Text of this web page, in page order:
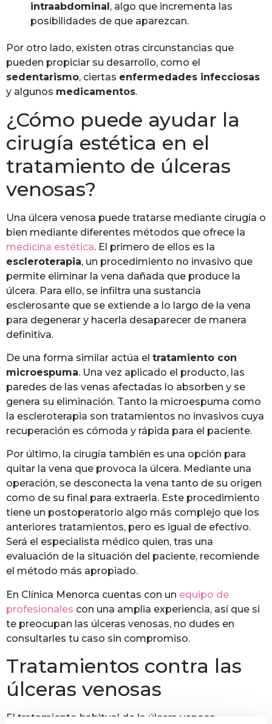
intraabdominal , algo que incrementa las
posibilidades de que aparezcan.
Por otro lado, existen otras circunstancias que
pueden propiciar su desarrollo, como el
sedentarismo, ciertas enfermedades infecciosas
y algunos medicamentos.
¿Cómo puede ayudar la
cirugía estética en el
tratamiento de úlceras
venosas?
Una úlcera venosa puede tratarse mediante cirugía o
bien mediante diferentes métodos que ofrece la
medicina estética. El primero de ellos es la
escleroterapia, un procedimiento no invasivo que
permite eliminar la vena dañada que produce la
úlcera. Para ello, se infiltra una sustancia
esclerosante que se extiende a lo largo de la vena
para degenerar y hacerla desaparecer de manera
definitiva.
De una forma similar actúa el tratamiento con
microespuma. Una vez aplicado el producto, las
paredes de las venas afectadas lo absorben y se
genera su eliminación. Tanto la microespuma como
la escleroterapia son tratamientos no invasivos cuya
recuperación es cómoda y rápida para el paciente.
Por último, la cirugía también es una opción para
quitar la vena que provoca la úlcera. Mediante una
operación, se desconecta la vena tanto de su origen
como de su final para extraerla. Este procedimiento
tiene un postoperatorio algo más complejo que los
anteriores tratamientos, pero es igual de efectivo.
Será el especialista médico quien, tras una
evaluación de la situación del paciente, recomiende
el método más apropiado.
En Clínica Menorca cuentas con un equipo de
profesionales con una amplia experiencia, así que si
te preocupan las úlceras venosas, no dudes en
consultarles tu caso sin compromiso.
Tratamientos contra las
úlceras venosas
El tratamiento habitual de la úlcera venosa